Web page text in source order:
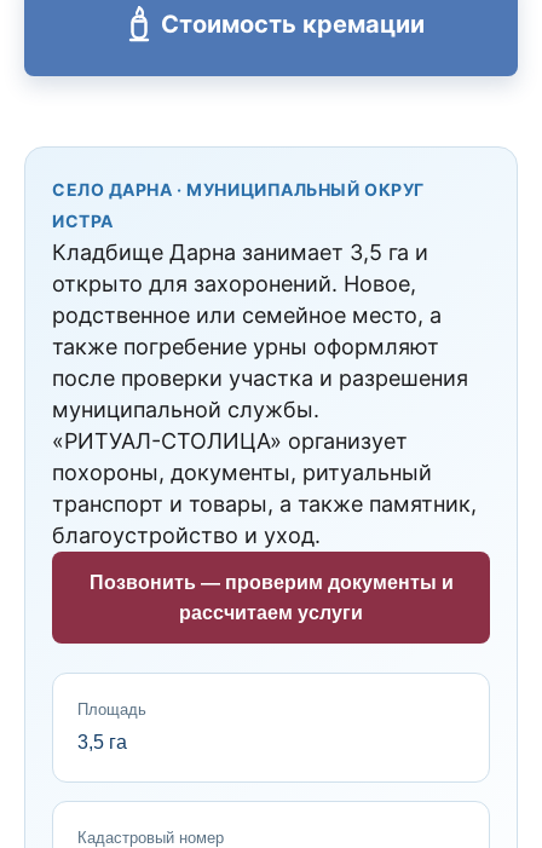
Стоимость кремации
СЕЛО ДАРНА · МУНИЦИПАЛЬНЫЙ ОКРУГ
ИСТРА
Кладбище Дарна занимает 3,5 га и
открыто для захоронений. Новое,
родственное или семейное место, а
также погребение урны оформляют
после проверки участка и разрешения
муниципальной службы.
«РИТУАЛ-СТОЛИЦА» организует
похороны, документы, ритуальный
транспорт и товары, а также памятник,
благоустройство и уход.
Позвонить — проверим документы и
рассчитаем услуги
Площадь
3,5 га
Кадастровый номер